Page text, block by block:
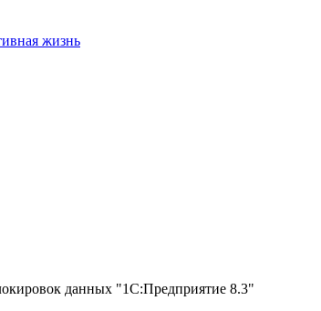
жизнь
данных "1С:Предприятие 8.3"